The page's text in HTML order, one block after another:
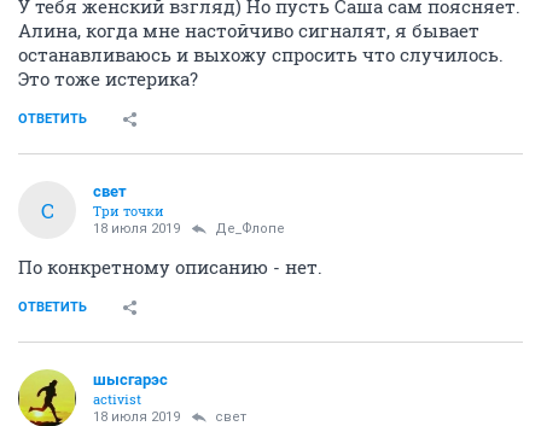
У тебя женский взгляд) Но пусть Саша сам поясняет.
Алина, когда мне настойчиво сигналят, я бывает
останавливаюсь и выхожу спросить что случилось.
Это тоже истерика?
ОТВЕТИТЬ
С
свет
Три точки
18 июля 2019 Де_Флопе
По конкретному описанию - нет.
ОТВЕТИТЬ
шысгарэс
activist
18 июля 2019 свет